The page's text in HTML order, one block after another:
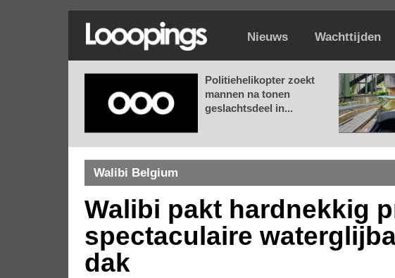
Nieuws Wachttijden
Politiehelikopter zoekt
mannen na tonen
geslachtsdeel in...
Walibi Belgium
Walibi pakt hardnekkig
spectaculaire
dak